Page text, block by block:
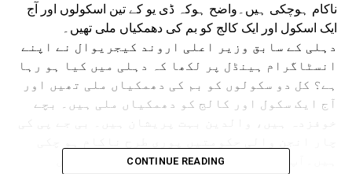
ناکام ہوچکی ہیں۔واضح ہوکہ ڈی یو کے تین اسکولوں اور آج
ایک اسکول اور ایک کالج کو بم کی دھمکیاں ملی تھیں۔
دہلی کے سابق وزیر اعلی اروند کیجریوال نے اپنے
انسٹاگرام ہینڈل پر لکھا کہ دہلی میں کیا ہو رہا
ہے؟ کل دو سکولوں کو بم کی دھمکیاں ملی تھیں اور
آج ایک سکول اور کالج کو دھمکیاں ملی ہیں۔ بچے
خوفزدہ ہیں، والدین بہت پریشان ہیں۔ بی جے پی کی
ہیں۔آپ کے سینئر لیڈر اور دہلی اسمبلی میں
CONTINUE READING